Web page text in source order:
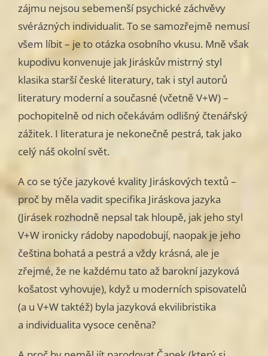
zájmu nejsou sebemenší psychické záchvěvy
svérázných individualit. To se samozřejmě nemusí
všem líbit – je to otázka osobního vkusu. Mně však
kupodivu konvenuje jak Jiráskův mistrný styl
klasika starší české literatury, tak i styl autorů
literatury moderní a současné (včetně V+W) –
pochopitelně od nich očekávám odlišný čtenářský
zážitek. I literatura je nekonečně pestrá, tak jako
celý náš okolní svět.
A co se týče jazykové kvality Jiráskových textů –
proč by měla vadit specifika Jiráskova jazyka
(Jirásek rozhodně nepsal tak hloupě, jak jeho styl
V+W ironicky rádoby napodobují, naopak je jeho
čeština bohatá a pestrá a vždy krásná, ale je
zřejmé, že ne každému tato až barokní jazyková
košatost vyhovuje), když u moderních spisovatelů
(a u V+W taktéž) byla jazyková ekvilibristika
a individualita vysoce ceněna?